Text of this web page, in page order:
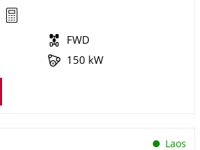
FWD
150 kW
Laos